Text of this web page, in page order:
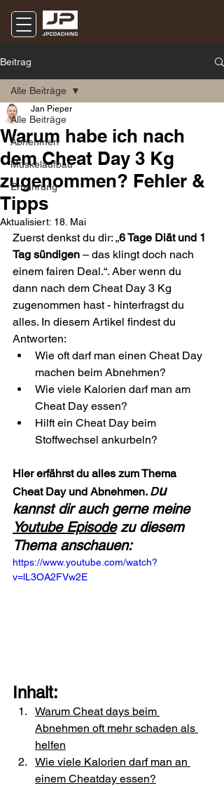
Beitrag
Alle Beiträge
Abnehmen
Muskelaufbau
Ernährung
Alle Beiträge
Warum habe ich nach
dem Cheat Day 3 Kg
zugenommen? Fehler &
Tipps
Jan Pieper
Aktualisiert: 18. Mai
Zuerst denkst du dir: „6 Tage Diät und 1
Tag sündigen – das klingt doch nach
einem fairen Deal.“. Aber wenn du
dann nach dem Cheat Day 3 Kg
zugenommen hast - hinterfragst du
alles. In diesem Artikel findest du
Antworten:
Wie oft darf man einen Cheat Day
machen beim Abnehmen?
Wie viele Kalorien darf man am
Cheat Day essen?
Hilft ein Cheat Day beim
Stoffwechsel ankurbeln?
Hier erfährst du alles zum Thema
Cheat Day und Abnehmen. Du
kannst dir auch gerne meine
Youtube Episode zu diesem
Thema anschauen:
https://www.youtube.com/watch?
v=lL3OA2FVw2E
Inhalt:
Warum Cheat days beim
Abnehmen oft mehr schaden als
helfen
Wie viele Kalorien darf man an
einem Cheatday essen?